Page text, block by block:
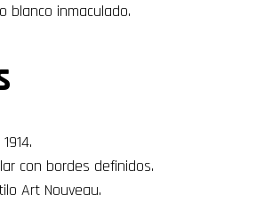
blanco inmaculado.
1914.
con bordes definidos.
Art Nouveau.